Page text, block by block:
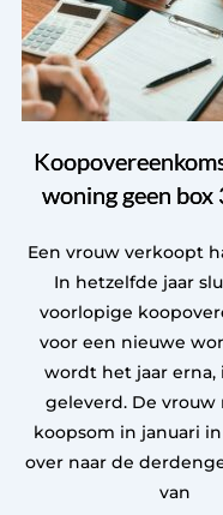
woning geen box
Een vrouw verkoopt
In hetzelfde jaar
voorlopige
voor een nieuwe
wordt het jaar erna,
geleverd. De vrouw
koopsom in januari
over naar de
van